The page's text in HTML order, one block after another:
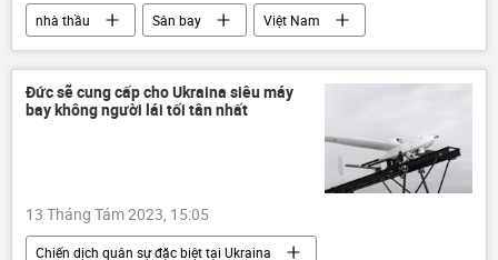
nhà thầu Sân bay
Việt Nam
Tân Sơn Nhất
xây dựng
Cảng hàng không Việt Nam (ACV)
Đức sẽ cung cấp cho Ukraina siêu máy
bay không người lái tối tân nhất
13 Tháng Tám 2023, 15:05
Chiến dịch quân sự đặc biệt tại Ukraina